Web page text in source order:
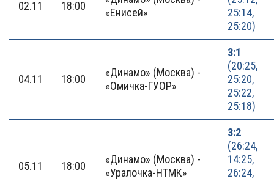
02.11 18:00
«Енисей»
25:14,
25:20)
04.11 18:00
«Динамо» (Москва) -
«Омичка-ГУОР»
3:1
(20:25,
25:20,
25:22,
25:18)
05.11 18:00
«Динамо» (Москва) -
«Уралочка-НТМК»
3:2
(26:24,
14:25,
26:24,